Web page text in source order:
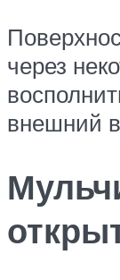
через
внешний